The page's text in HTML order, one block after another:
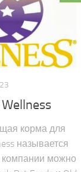
корма для
называется
компании можно